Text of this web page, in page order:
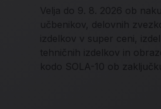
Velja do 9. 8. 2026 ob
učbenikov, delovnih
izdelkov v super ceni,
tehničnih izdelkov in
kodo SOLA-10 ob